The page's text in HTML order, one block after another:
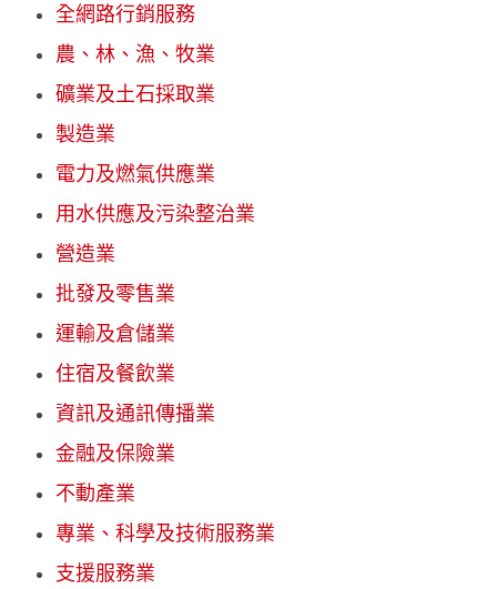
全網路行銷服務
農、林、漁、牧業
礦業及土石採取業
製造業
電力及燃氣供應業
用水供應及污染整治業
營造業
批發及零售業
運輸及倉儲業
住宿及餐飲業
資訊及通訊傳播業
金融及保險業
不動產業
專業、科學及技術服務業
支援服務業